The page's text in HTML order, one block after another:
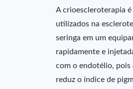
A crioescleroterapia
utilizados na
seringa em um
rapidamente e
com o endotélio, pois
reduz o índice de